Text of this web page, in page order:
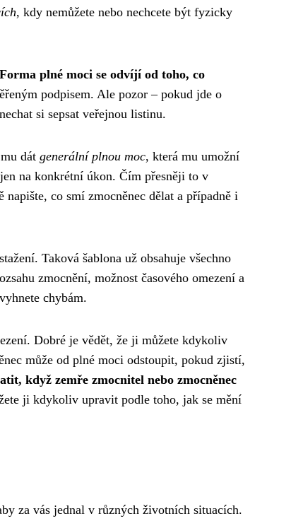
, kdy nemůžete nebo nechcete být fyzicky
Forma plné moci se odvíjí od toho, co
podpisem. Ale pozor – pokud jde o
si sepsat veřejnou listinu.
dát generální plnou moc, která mu umožní
jen na konkrétní úkon. Čím přesněji to v
co smí zmocněnec dělat a případně i
Taková šablona už obsahuje všechno
zmocnění, možnost časového omezení a
chybám.
Dobré je vědět, že ji můžete kdykoliv
může od plné moci odstoupit, pokud zjistí,
když zemře zmocnitel nebo zmocněnec
ji kdykoliv upravit podle toho, jak se mění
za vás jednal v různých životních situacích.